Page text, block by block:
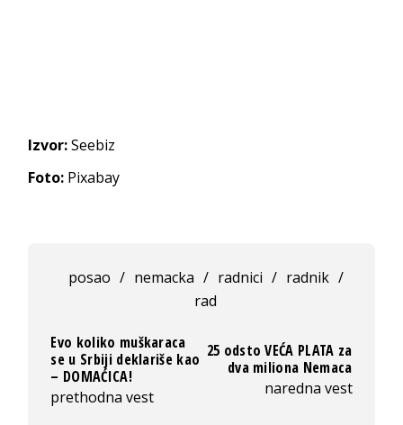
Izvor:Seebiz
Foto: Pixabay
posao / nemacka / radnici / radnik /
rad
Evo koliko muškaraca
se u Srbiji deklariše kao
– DOMAĆICA!
prethodna vest
25 odsto VEĆA PLATA za
dva miliona Nemaca
naredna vest